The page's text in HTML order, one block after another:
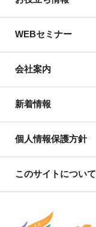
WEBセミナー
会社案内
新着情報
個人情報保護方針
このサイトについて